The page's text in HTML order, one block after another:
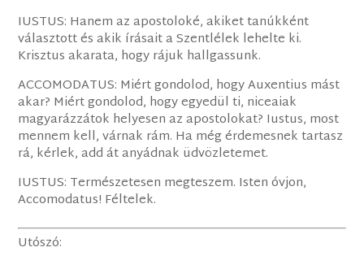
IUSTUS: Hanem az apostoloké, akiket tanúkként
választott és akik írásait a Szentlélek lehelte ki.
Krisztus akarata, hogy rájuk hallgassunk.
ACCOMODATUS: Miért gondolod, hogy Auxentius mást
akar? Miért gondolod, hogy egyedül ti, niceaiak
magyarázzátok helyesen az apostolokat? Iustus, most
mennem kell, várnak rám. Ha még érdemesnek tartasz
rá, kérlek, add át anyádnak üdvözletemet.
IUSTUS: Természetesen megteszem. Isten óvjon,
Accomodatus! Féltelek.
Utószó: